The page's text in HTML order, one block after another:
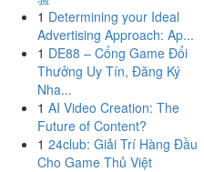
1 Determining your Ideal
Advertising Approach: Ap...
1 DE88 – Cổng Game Đổi
Thưởng Uy Tín, Đăng Ký
Nha...
1 AI Video Creation: The
Future of Content?
1 24club: Giải Trí Hàng Đầu
Cho Game Thủ Việt